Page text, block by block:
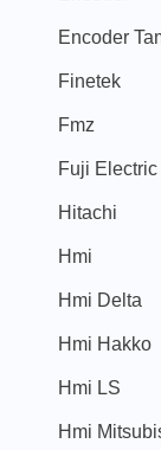
Encoder
Finetek
Fmz
Fuji Electric
Hitachi
Hmi
Hmi Delta
Hmi Hakko
Hmi LS
Hmi